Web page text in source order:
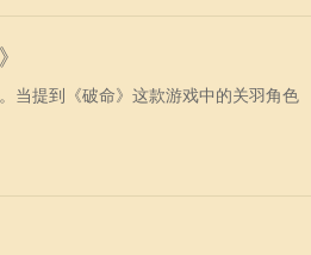
当提到《破命》这款游戏中的关羽角色